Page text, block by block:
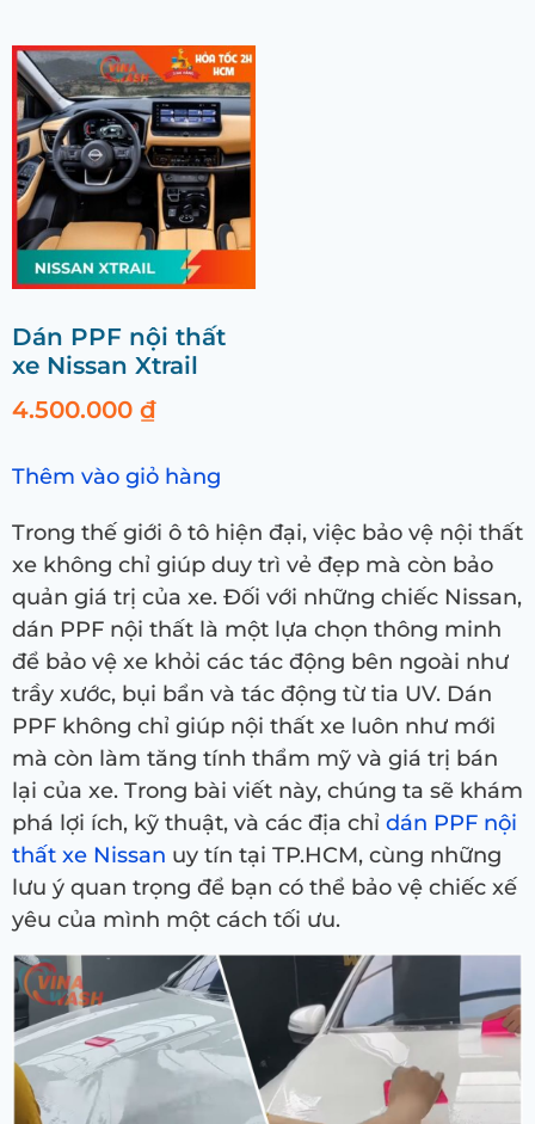
Dán PPF nội thất
xe Nissan Xtrail
4.500.000 ₫
Thêm vào giỏ hàng
Trong thế giới ô tô hiện đại, việc bảo vệ nội thất
xe không chỉ giúp duy trì vẻ đẹp mà còn bảo
quản giá trị của xe. Đối với những chiếc Nissan,
dán PPF nội thất là một lựa chọn thông minh
để bảo vệ xe khỏi các tác động bên ngoài như
trầy xước, bụi bẩn và tác động từ tia UV. Dán
PPF không chỉ giúp nội thất xe luôn như mới
mà còn làm tăng tính thẩm mỹ và giá trị bán
lại của xe. Trong bài viết này, chúng ta sẽ khám
phá lợi ích, kỹ thuật, và các địa chỉ dán PPF nội
thất xe Nissan uy tín tại TP.HCM, cùng những
lưu ý quan trọng để bạn có thể bảo vệ chiếc xế
yêu của mình một cách tối ưu.